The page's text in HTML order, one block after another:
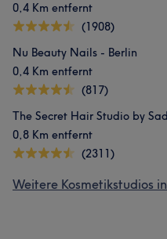
0,4 Km entfernt
(1908)
Nu Beauty Nails - Berlin
0,4 Km entfernt
(817)
The Secret Hair Studio by
0,8 Km entfernt
(2311)
Weitere Kosmetikstudios